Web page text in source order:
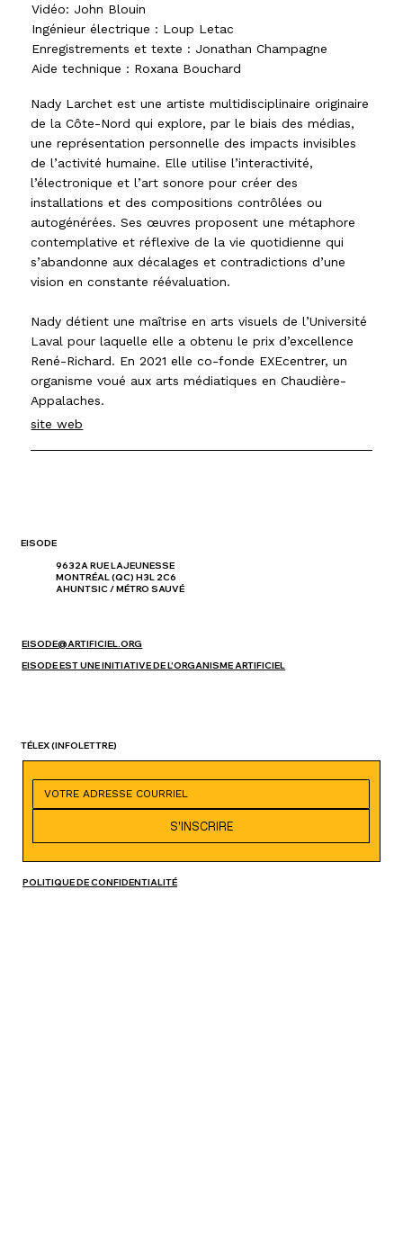
Vidéo: John Blouin
Ingénieur électrique : Loup Letac
Enregistrements et texte : Jonathan Champagne
Aide technique : Roxana Bouchard
Nady Larchet est une artiste multidisciplinaire originaire
de la Côte-Nord qui explore, par le biais des médias,
une représentation personnelle des impacts invisibles
de l’activité humaine. Elle utilise l’interactivité,
l’électronique et l’art sonore pour créer des
installations et des compositions contrôlées ou
autogénérées. Ses œuvres proposent une métaphore
contemplative et réflexive de la vie quotidienne qui
s’abandonne aux décalages et contradictions d’une
vision en constante réévaluation.
Nady détient une maîtrise en arts visuels de l’Université
Laval pour laquelle elle a obtenu le prix d’excellence
René-Richard. En 2021 elle co-fonde EXEcentrer, un
organisme voué aux arts médiatiques en Chaudière-
Appalaches.
site web
S'INSCRIRE
EISODE
9632A RUE LAJEUNESSE
MONTRÉAL (QC) H3L 2C6
AHUNTSIC / MÉTRO SAUVÉ
TÉLEX(INFOLETTRE)
POLITIQUE DE CONFIDENTIALITÉ
EISODE@ARTIFICIEL.ORG
EISODE EST UNE INITIATIVE DE L'ORGANISME ARTIFICIEL